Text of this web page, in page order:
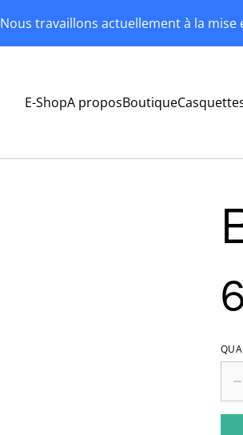
Nous travaillons actuellement à la
E-ShopA proposBoutique